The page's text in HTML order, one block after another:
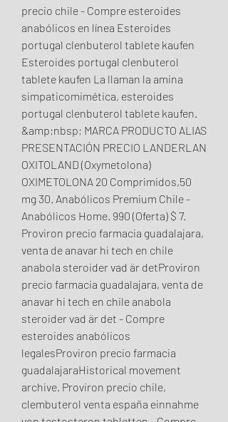
precio chile - Compre esteroides
anabólicos en línea Esteroides
portugal clenbuterol tablete kaufen
Esteroides portugal clenbuterol
tablete kaufen La llaman la amina
simpaticomimética, esteroides
portugal clenbuterol tablete kaufen.
&amp;nbsp; MARCA PRODUCTO ALIAS
PRESENTACIÓN PRECIO LANDERLAN
OXITOLAND (Oxymetolona)
OXIMETOLONA 20 Comprimidos,50
mg 30. Anabólicos Premium Chile -
Anabólicos Home. 990 (Oferta) $ 7.
Proviron precio farmacia guadalajara,
venta de anavar hi tech en chile
anabola steroider vad är detProviron
precio farmacia guadalajara, venta de
anavar hi tech en chile anabola
steroider vad är det - Compre
esteroides anabólicos
legalesProviron precio farmacia
guadalajaraHistorical movement
archive. Proviron precio chile,
clembuterol venta españa einnahme